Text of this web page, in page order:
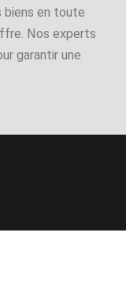
biens en toute
Nos experts
garantir une